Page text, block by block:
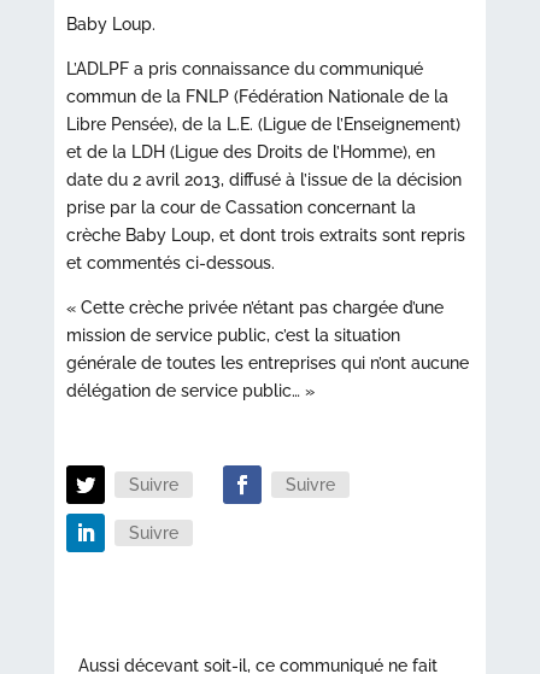
Baby Loup.
L’ADLPF a pris connaissance du communiqué
commun de la FNLP (Fédération Nationale de la
Libre Pensée), de la L.E. (Ligue de l’Enseignement)
et de la LDH (Ligue des Droits de l’Homme), en
date du 2 avril 2013, diffusé à l’issue de la décision
prise par la cour de Cassation concernant la
crèche Baby Loup, et dont trois extraits sont repris
et commentés ci-dessous.
« Cette crèche privée n’étant pas chargée d’une
mission de service public, c’est la situation
générale de toutes les entreprises qui n’ont aucune
délégation de service public… »
Suivre Suivre
Suivre
Aussi décevant soit-il, ce communiqué ne fait